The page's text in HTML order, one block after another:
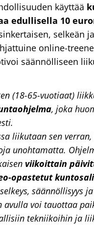
käyttää
edullisella 10
selkeän
online-
säännölliseen
(18-65-vuotiaat)
, joka
liikutaan sen
unohtamatta.
viikoittain
opastetut
säännöllisyys
avulla voi tauottaa
tekniikoihin ja